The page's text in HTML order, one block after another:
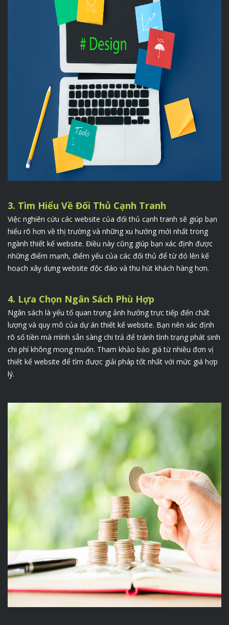
3. Tìm Hiểu Về Đối Thủ Cạnh Tranh
Việc nghiên cứu các website của đối thủ cạnh tranh sẽ giúp bạn
hiểu rõ hơn về thị trường và những xu hướng mới nhất trong
ngành thiết kế website. Điều này cũng giúp bạn xác định được
những điểm mạnh, điểm yếu của các đối thủ để từ đó lên kế
hoạch xây dựng website độc đáo và thu hút khách hàng hơn.
4. Lựa Chọn Ngân Sách Phù Hợp
Ngân sách là yếu tố quan trọng ảnh hưởng trực tiếp đến chất
lượng và quy mô của dự án thiết kế website. Bạn nên xác định
rõ số tiền mà mình sẵn sàng chi trả để tránh tình trạng phát sinh
chi phí không mong muốn. Tham khảo báo giá từ nhiều đơn vị
thiết kế website để tìm được giải pháp tốt nhất với mức giá hợp
lý.